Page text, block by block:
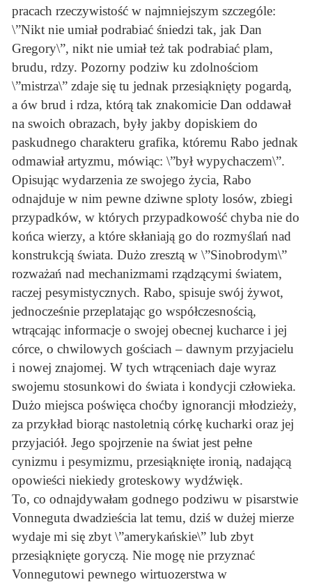
pracach rzeczywistość w najmniejszym szczególe:
\”Nikt nie umiał podrabiać śniedzi tak, jak Dan
Gregory\”, nikt nie umiał też tak podrabiać plam,
brudu, rdzy. Pozorny podziw ku zdolnościom
\”mistrza\” zdaje się tu jednak przesiąknięty pogardą,
a ów brud i rdza, którą tak znakomicie Dan oddawał
na swoich obrazach, były jakby dopiskiem do
paskudnego charakteru grafika, któremu Rabo jednak
odmawiał artyzmu, mówiąc: \”był wypychaczem\”.
Opisując wydarzenia ze swojego życia, Rabo
odnajduje w nim pewne dziwne sploty losów, zbiegi
przypadków, w których przypadkowość chyba nie do
końca wierzy, a które skłaniają go do rozmyślań nad
konstrukcją świata. Dużo zresztą w \”Sinobrodym\”
rozważań nad mechanizmami rządzącymi światem,
raczej pesymistycznych. Rabo, spisuje swój żywot,
jednocześnie przeplatając go współczesnością,
wtrącając informacje o swojej obecnej kucharce i jej
córce, o chwilowych gościach – dawnym przyjacielu
i nowej znajomej. W tych wtrąceniach daje wyraz
swojemu stosunkowi do świata i kondycji człowieka.
Dużo miejsca poświęca choćby ignorancji młodzieży,
za przykład biorąc nastoletnią córkę kucharki oraz jej
przyjaciół. Jego spojrzenie na świat jest pełne
cynizmu i pesymizmu, przesiąknięte ironią, nadającą
opowieści niekiedy groteskowy wydźwięk.
To, co odnajdywałam godnego podziwu w pisarstwie
Vonneguta dwadzieścia lat temu, dziś w dużej mierze
wydaje mi się zbyt \”amerykańskie\” lub zbyt
przesiąknięte goryczą. Nie mogę nie przyznać
Vonnegutowi pewnego wirtuozerstwa w